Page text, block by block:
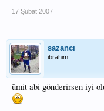
17 Şubat 2007
sazancı
ibrahim
ümit abi gönderirsen iyi